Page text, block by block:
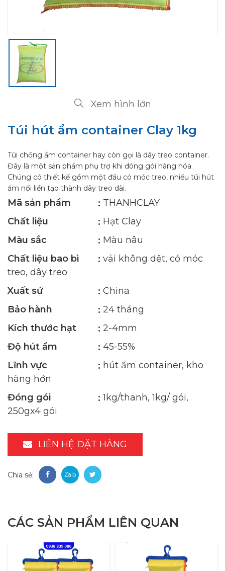
Xem hình lớn
Túi hút ẩm container Clay 1kg
Túi chống ẩm container hay còn gọi là dây treo container.
Đây là một sản phẩm phụ trợ khi đóng gói hàng hóa.
Chúng có thiết kế gồm một đầu có móc treo, nhiều túi hút
ẩm nối liền tạo thành dây treo dài.
Mã sản phẩm
THANHCLAY
Chất liệu
Hạt Clay
Màu sắc
Màu nâu
Chất liệu bao bì
vải không dệt, có móc
treo, dây treo
Xuất sứ
China
Bảo hành
24 tháng
Kích thước hạt
2-4mm
Độ hút ẩm
45-55%
Lĩnh vực
hút ẩm container, kho
hàng hớn
Đóng gói
1kg/thanh, 1kg/ gói,
250gx4 gói
LIÊN HỆ ĐẶT HÀNG
Chia sẻ:
CÁC SẢN PHẨM LIÊN QUAN